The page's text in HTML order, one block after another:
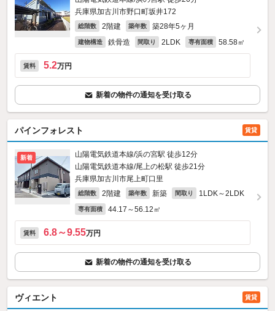
兵庫県加古川市野口町坂井172
総階数 2階建 築年数 築28年5ヶ月
建物構造 鉄骨造 間取り 2LDK 専有面積 58.58㎡
賃料 5.2万円
新着の物件の通知を受け取る
パインフォレスト 賃貸
新着
山陽電気鉄道本線/浜の宮駅 徒歩12分
山陽電気鉄道本線/尾上の松駅 徒歩21分
兵庫県加古川市尾上町口里
総階数 2階建 築年数 新築 間取り 1LDK～2LDK
専有面積 44.17～56.12㎡
賃料 6.8～9.55万円
新着の物件の通知を受け取る
ヴィエント 賃貸